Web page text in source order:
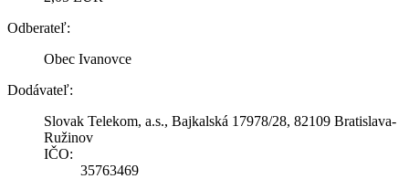
Odberateľ:
Obec Ivanovce
Dodávateľ:
Slovak Telekom, a.s., Bajkalská 17978/28, 82109 Bratislava-
Ružinov
IČO:
35763469